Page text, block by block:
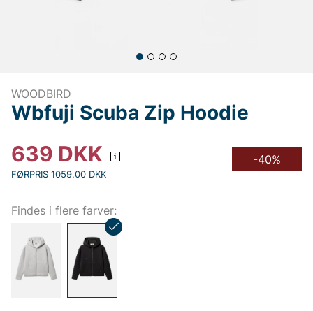
WOODBIRD
Wbfuji Scuba Zip Hoodie
639 DKK
FØRPRIS 1059.00 DKK
-40%
Findes i flere farver: